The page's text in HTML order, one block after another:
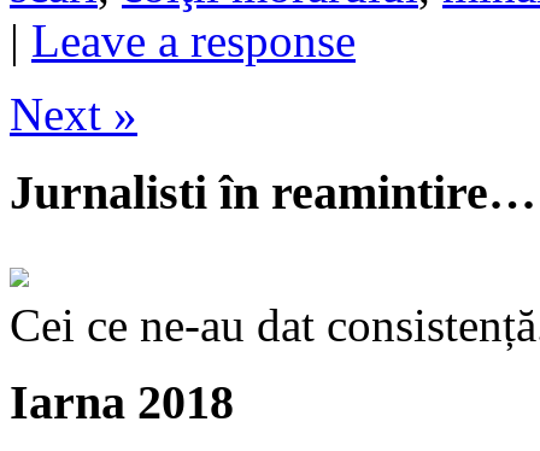
| Leave a response
Next »
Jurnalisti în reamintire…
Cei ce ne-au dat
Iarna 2018